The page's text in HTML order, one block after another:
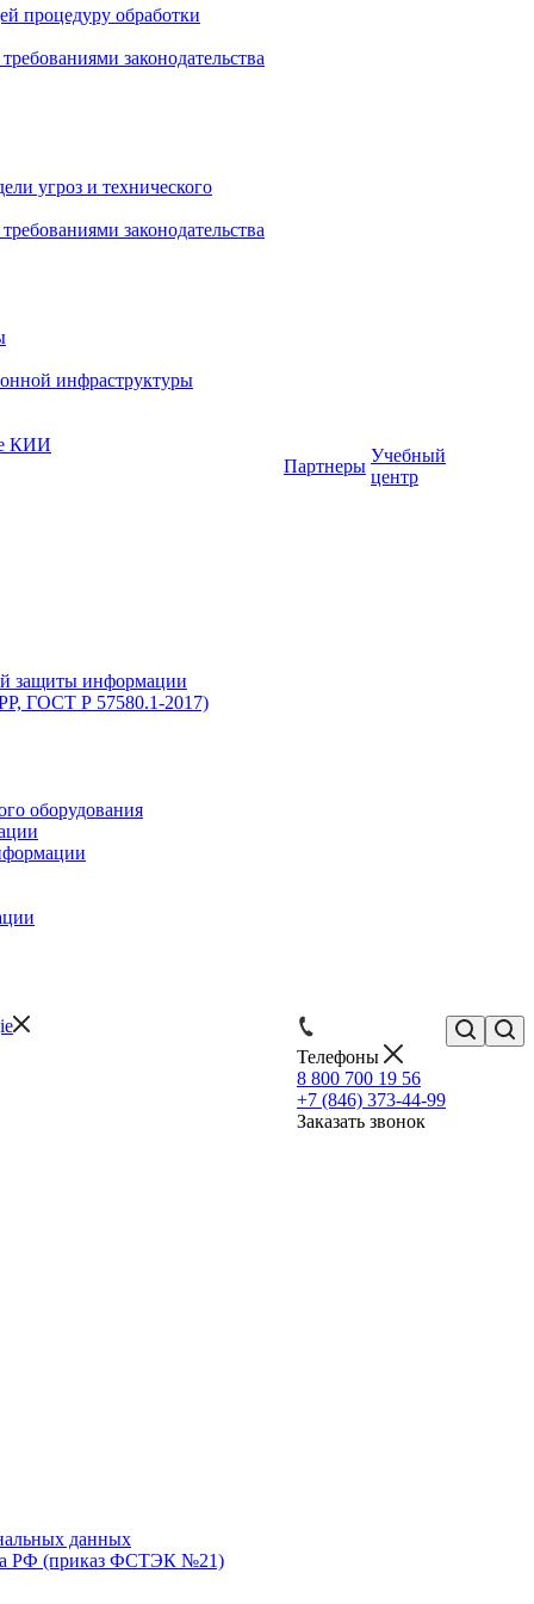
процедуру обработки
законодательства
угроз и технического
законодательства
инфраструктуры
КИИ
защиты информации
ГОСТ Р 57580.1-2017)
оборудования
Партнеры
Учебный
центр
Телефоны
8 800 700 19 56
+7 (846) 373-44-99
Заказать звонок
данных
РФ (приказ ФСТЭК №21)